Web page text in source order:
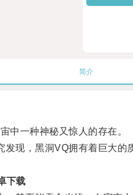
简介
一种神秘又惊人的存在。
现，黑洞VQ拥有着巨大的
下载